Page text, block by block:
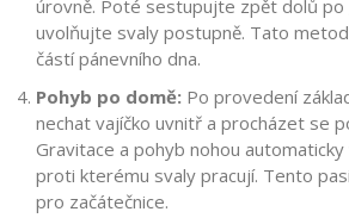
úrovně. Poté sestupujte zpět dolů po
uvolňujte svaly postupně. Tato
částí pánevního dna.
Pohyb po domě: Po provedení
nechat vajíčko uvnitř a procházet se
Gravitace a pohyb nohou
proti kterému svaly pracují. Tento
pro začátečnice.